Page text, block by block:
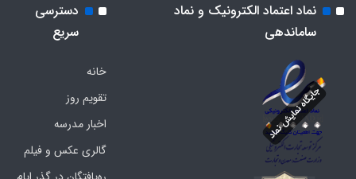
نماد اعتماد الکترونیک و نماد
ساماندهی
دسترسی
سریع
خانه
تقویم روز
اخبار مدرسه
گالری عکس و فیلم